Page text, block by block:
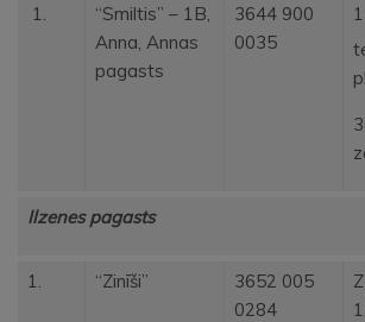
“Smiltis” – 1B,
Anna, Annas
pagasts
3644 900
0035
Ilzenes pagasts
1. “Zinīši”
3652 005
0284